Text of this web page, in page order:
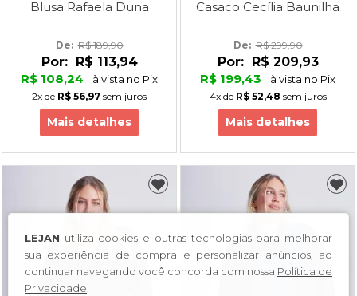
LEJAN utiliza cookies e outras tecnologias para melhorar
sua experiência de compra e personalizar anúncios, ao
continuar navegando você concorda com nossa Política de
Privacidade.
Blusa Rafaela Duna
De: R$ 189,90
Por:
R$ 113,94
R$ 108,24
à vista no Pix
2x de R$ 56,97 sem juros
Mais detalhes
Casaco Cecília Baunilha
De: R$ 299,90
Por:
R$ 209,93
R$ 199,43
à vista no Pix
4xde R$ 52,48 sem juros
Mais detalhes